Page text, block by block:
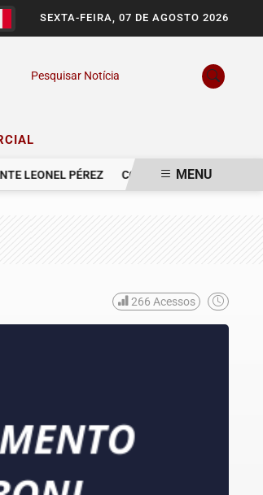
SEXTA-FEIRA, 07 DE AGOSTO 2026
Pesquisar Notícia
PÉREZ COMUNICAMOS OMENU
266 Acessos